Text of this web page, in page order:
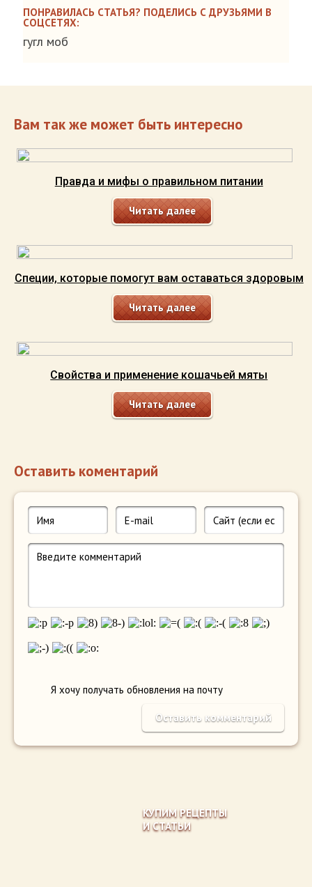
ПОНРАВИЛАСЬ СТАТЬЯ? ПОДЕЛИСЬ С ДРУЗЬЯМИ В
СОЦСЕТЯХ:
гугл моб
Вам так же может быть интересно
Правда и мифы о правильном питании
Читать далее
Специи, которые помогут вам оставаться здоровым
Читать далее
Свойства и применение кошачьей мяты
Читать далее
Оставить коментарий
Я хочу получать обновления на почту
КУПИМ РЕЦЕПТЫ
И СТАТЬИ